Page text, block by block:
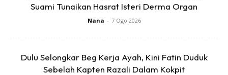
Ads
Suami Tunaikan Hasrat Isteri Derma Organ
Nana - 7 Ogo 2026
Dulu Selongkar Beg Kerja Ayah, Kini Fatin Duduk
Sebelah Kapten Razali Dalam Kokpit